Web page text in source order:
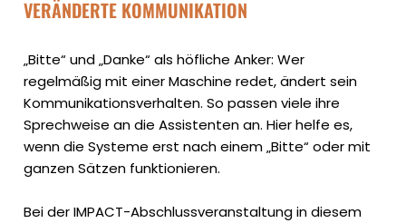
VERÄNDERTE KOMMUNIKATION
„Bitte“ und „Danke“ als höfliche Anker: Wer
regelmäßig mit einer Maschine redet, ändert sein
Kommunikationsverhalten. So passen viele ihre
Sprechweise an die Assistenten an. Hier helfe es,
wenn die Systeme erst nach einem „Bitte“ oder mit
ganzen Sätzen funktionieren.
Bei der IMPACT-Abschlussveranstaltung in diesem